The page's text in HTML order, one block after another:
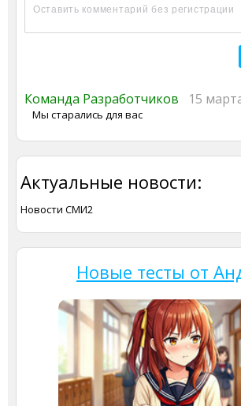
Команда Разработчиков 15
Мы старались для вас
Актуальные новости:
Новости СМИ2
Новые тесты от